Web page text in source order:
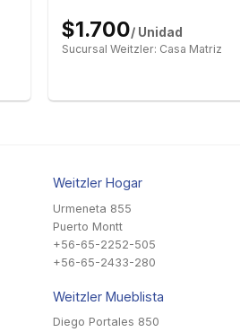
$1.700/ Unidad
Sucursal Weitzler: Casa Matriz
Weitzler Hogar
Urmeneta 855
Puerto Montt
+56-65-2252-505
+56-65-2433-280
Weitzler Mueblista
Diego Portales 850